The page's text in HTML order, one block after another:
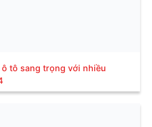
tô sang trọng với nhiều